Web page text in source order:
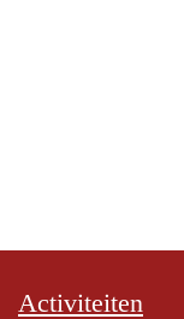
Activiteiten